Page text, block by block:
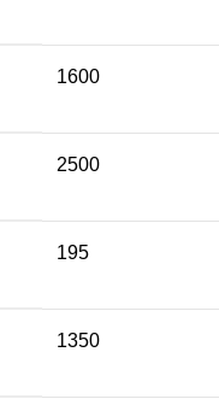
1600
2500
195
1350